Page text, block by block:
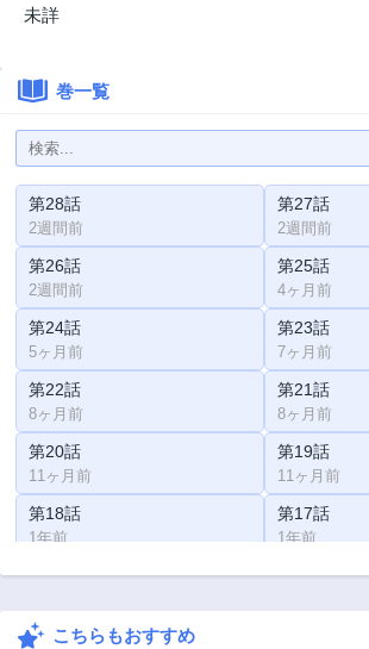
未詳
巻一覧
第28話
2週間前
第27話
2週間前
第26話
2週間前
第25話
4ヶ月前
第24話
5ヶ月前
第23話
7ヶ月前
第22話
8ヶ月前
第21話
8ヶ月前
第20話
11ヶ月前
第19話
11ヶ月前
第18話
1年前
第17話
1年前
第16話 第15話
第14話こちらもおすすめ